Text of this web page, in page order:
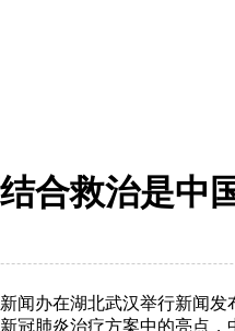
合救治是中
闻办在湖北武汉举行新闻发
冠肺炎治疗方案中的亮点